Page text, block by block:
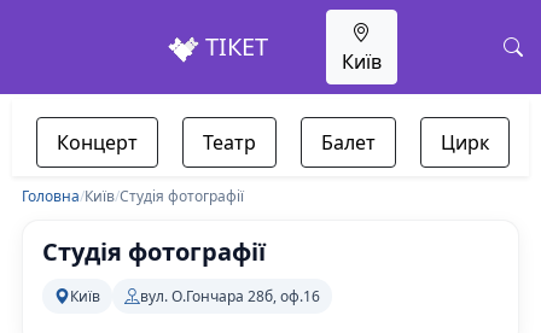
ТІКЕТ Київ
Концерт Театр Балет Цирк
Головна/Київ/Студія фотографії
Студія фотографії
Київ вул. О.Гончара 28б, оф.16